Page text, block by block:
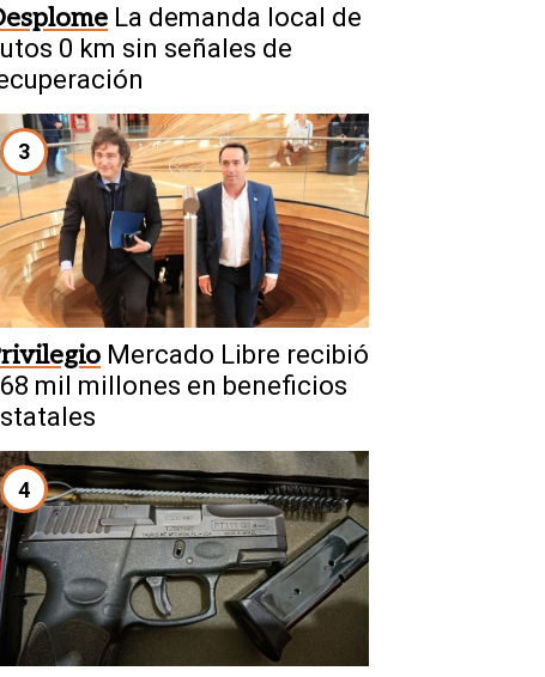
La demanda local de
0 km sin señales de
3
Mercado Libre recibió
mil millones en beneficios
4